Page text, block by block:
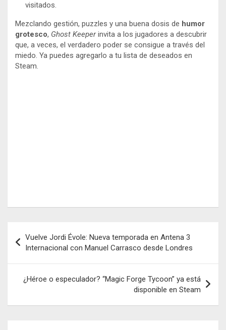
visitados.
Mezclando gestión, puzzles y una buena dosis de humor
grotesco, Ghost Keeperinvita a los jugadores a descubrir
que, a veces, el verdadero poder se consigue a través del
miedo. Ya puedes agregarlo a tu lista de deseados en
Steam.
Navegación
de
entradas
Vuelve Jordi Évole: Nueva temporada en Antena 3
Internacional con Manuel Carrasco desde Londres
¿Héroe o especulador? “Magic Forge Tycoon” ya está
disponible en Steam